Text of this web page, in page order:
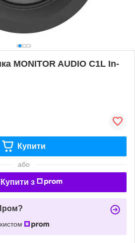
MONITOR AUDIO C1L In-
Купити
або
Купити з